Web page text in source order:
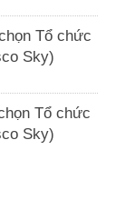
Tổ chức
Sky)
Tổ chức
Sky)